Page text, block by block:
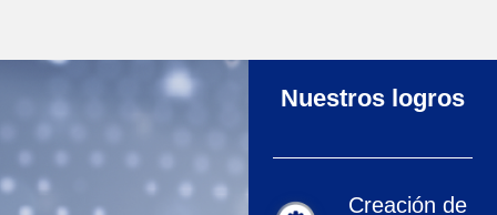
Nuestros logros
Creación de